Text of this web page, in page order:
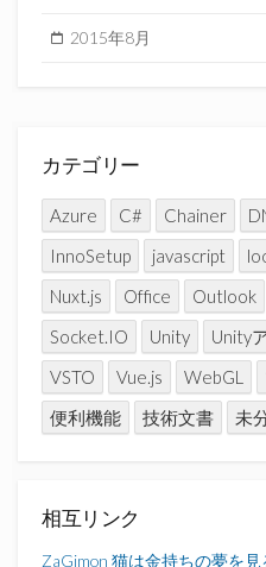
2015年8月
カテゴリー
Azure C# Chainer
InnoSetup
javascript
Nuxt.js
Office Outlook
Socket.IO
Unity Unity
VSTO
Vue.js WebGL
便利機能
技術文書 未
相互リンク
ZaGimon 猫は金持ちの夢を見